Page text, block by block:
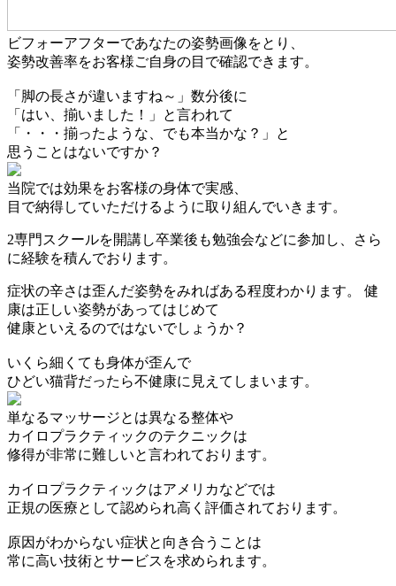
ビフォーアフターであなたの姿勢画像をとり、
姿勢改善率をお客様ご自身の目で確認できます。
「脚の長さが違いますね～」数分後に
「はい、揃いました！」と言われて
「・・・揃ったような、でも本当かな？」と
思うことはないですか？
当院では効果をお客様の身体で実感、
目で納得していただけるように取り組んでいきます。
2専門スクールを開講し卒業後も勉強会などに参加し、さら
に経験を積んでおります。
症状の辛さは歪んだ姿勢をみればある程度わかります。 健
康は正しい姿勢があってはじめて
健康といえるのではないでしょうか？
いくら細くても身体が歪んで
ひどい猫背だったら不健康に見えてしまいます。
単なるマッサージとは異なる整体や
カイロプラクティックのテクニックは
修得が非常に難しいと言われております。
カイロプラクティックはアメリカなどでは
正規の医療として認められ高く評価されております。
原因がわからない症状と向き合うことは
常に高い技術とサービスを求められます。